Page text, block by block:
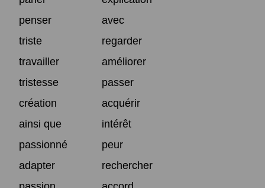
penser
avec
triste
regarder
travailler
améliorer
tristesse
passer
création
acquérir
ainsi que
intérêt
passionné
peur
adapter
rechercher